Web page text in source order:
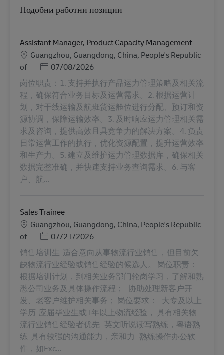
Подобни работни позиции
Assistant Manager, Product Capacity Management
Местоположение
Guangzhou, Guangdong, China, People's Republic
of
Posted Date
07/08/2026
岗位职责：1. 支持并执行产品运力管理策略及相关流
程，确保符合业务目标及运营需求。2. 根据运营计
划，对干线运输及航班货运舱位进行分配、预订和资
源协调，保障运输效率。3. 及时响应运力管理相关需
求及咨询，提供高效且具竞争力的解决方案。4. 负责
日常运营工作的执行，优化资源配置，提升运营效率
和生产力。5. 建立及维护运力管理数据库，确保相关
数据完整准确，并快速支持业务查询需求。6. 与客
户、航...
Sales Trainee
Местоположение
Guangzhou, Guangdong, China, People's Republic
of
Posted Date
07/21/2026
销售培训生-适合意向从事物流行业销售，但目前欠
缺物流行业经验或销售经验的候选人。 岗位职责：-
根据培训计划，到相关业务部门轮岗学习，了解和熟
悉公司业务及具体操作流程；- 协助处理新客户开
发、老客户维护相关事务； 岗位要求：- 大专及以上
学历-应届毕业生或1年以上物流经验， 具有相关物
流行业销售经验者优先- 英文听说读写熟练，粤语熟
练-具有较强的沟通能力，亲和力- 熟练操作办公软
件，如Exc...